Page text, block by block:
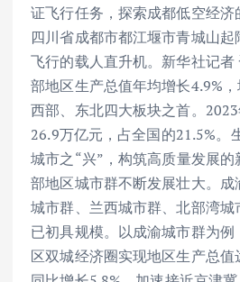
证飞行任务，探索成都低空经
四川省成都市都江堰市青城山
飞行的载人直升机。新华社记
部地区生产总值年均增长4.9%，
西部、东北四大板块之首。
26.9万亿元，占全国的21.5%。
城市之“兴”，构筑高质量发展
部地区城市群不断发展壮大。
城市群、兰西城市群、北部湾
已初具规模。以成渝城市群为
区双城经济圈实现地区生产总值